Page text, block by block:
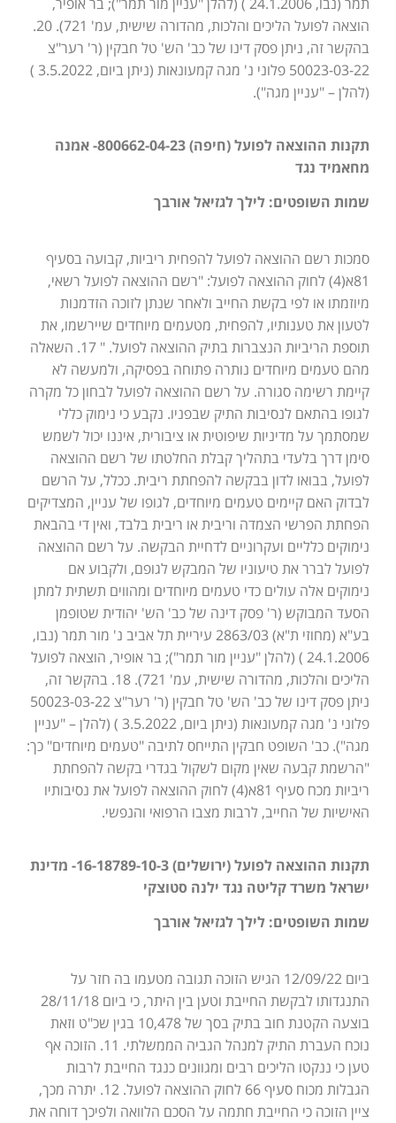
הוצאה לפועל הליכים והלכות, מהדורה שישית, עמ' 721). 20.
בהקשר זה, ניתן פסק דינו של כב' הש' טל חבקין (ר' רער"צ
50023-03-22 פלוני נ' מגה קמעונאות (ניתן ביום, 3.5.2022 )
(להלן – "עניין מגה").
תקנות ההוצאה לפועל (חיפה) 800662-04-23- אמנה
מחאמיד נגד
שמות השופטים: לילך לגזיאל אורבך
סמכות רשם ההוצאה לפועל להפחית ריביות, קבועה בסעיף
81א(4) לחוק ההוצאה לפועל: "רשם ההוצאה לפועל רשאי,
מיוזמתו או לפי בקשת החייב ולאחר שנתן לזוכה הזדמנות
לטעון את טענותיו, להפחית, מטעמים מיוחדים שיירשמו, את
תוספת הריביות הנצברות בתיק ההוצאה לפועל. " 17. השאלה
מהם טעמים מיוחדים נותרה פתוחה בפסיקה, ולמעשה לא
קיימת רשימה סגורה. על רשם ההוצאה לפועל לבחון כל מקרה
לגופו בהתאם לנסיבות התיק שבפניו. נקבע כי נימוק כללי
שמסתמך על מדיניות שיפוטית או ציבורית, איננו יכול לשמש
סימן דרך בלעדי בתהליך קבלת החלטתו של רשם ההוצאה
לפועל, בבואו לדון בבקשה להפחתת ריבית. ככלל, על הרשם
לבדוק האם קיימים טעמים מיוחדים, לגופו של עניין, המצדיקים
הפחתת הפרשי הצמדה וריבית או ריבית בלבד, ואין די בהבאת
נימוקים כלליים ועקרוניים לדחיית הבקשה. על רשם ההוצאה
לפועל לברר את טיעוניו של המבקש לגופם, ולקבוע אם
נימוקים אלה עולים כדי טעמים מיוחדים ומהווים תשתית למתן
הסעד המבוקש (ר' פסק דינה של כב' הש' יהודית שטופמן
בע"א (מחוזי ת"א) 2863/03 עיריית תל אביב נ' מור תמר (נבו,
24.1.2006 ) (להלן "עניין מור תמר"); בר אופיר, הוצאה לפועל
הליכים והלכות, מהדורה שישית, עמ' 721). 18. בהקשר זה,
ניתן פסק דינו של כב' הש' טל חבקין (ר' רער"צ 50023-03-22
פלוני נ' מגה קמעונאות (ניתן ביום, 3.5.2022 ) (להלן – "עניין
מגה"). כב' השופט חבקין התייחס לתיבה "טעמים מיוחדים" כך:
"הרשמת קבעה שאין מקום לשקול בגדרי בקשה להפחתת
ריביות מכח סעיף 81א(4) לחוק ההוצאה לפועל את נסיבותיו
האישיות של החייב, לרבות מצבו הרפואי והנפשי.
תקנות ההוצאה לפועל (ירושלים) 16-18789-10-3- מדינת
ישראל משרד קליטה נגד ילנה סטוצקי
שמות השופטים: לילך לגזיאל אורבך
ביום 12/09/22 הגיש הזוכה תגובה מטעמו בה חזר על
התנגדותו לבקשת החייבת וטען בין היתר, כי ביום 28/11/18
בוצעה הקטנת חוב בתיק בסך של 10,478 בגין שכ"ט וזאת
נוכח העברת התיק למנהל הגביה הממשלתי. 11. הזוכה אף
טען כי ננקטו הליכים רבים ומגוונים כנגד החייבת לרבות
הגבלות מכוח סעיף 66 לחוק ההוצאה לפועל. 12. יתרה מכך,
ציין הזוכה כי החייבת חתמה על הסכם הלוואה ולפיכך דוחה את